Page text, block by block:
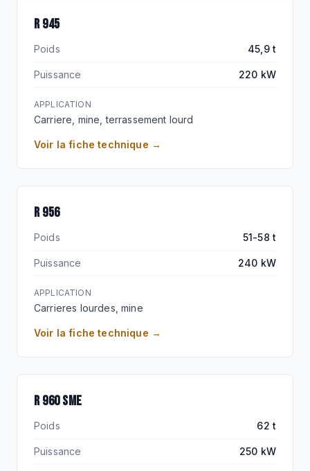
R 945
Poids 45,9 t
Puissance 220 kW
APPLICATION
Carriere, mine, terrassement lourd
Voir la fiche technique →
R 956
Poids 51-58 t
Puissance 240 kW
APPLICATION
Carrieres lourdes, mine
Voir la fiche technique →
R 960 SME
Poids 62 t
Puissance 250 kW